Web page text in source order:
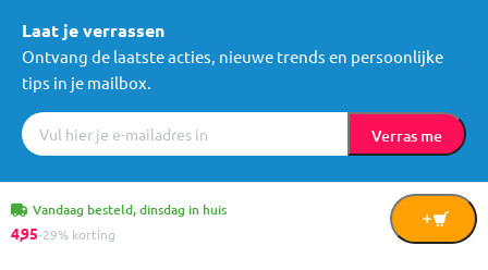
Vandaag besteld, dinsdag in huis
4,95-29% korting
In
Laat je verrassen
Ontvang de laatste acties, nieuwe trends en persoonlijke
tips in je mailbox.
Verras me
Algemene voorwaarden Cookies © Mama Loes & Kids B.V.